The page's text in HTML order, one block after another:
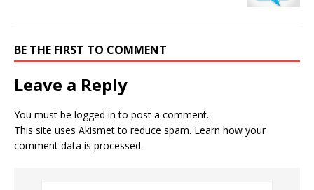
BE THE FIRST TO COMMENT
Leave a Reply
You must be logged in to post a comment.
This site uses Akismet to reduce spam. Learn how your
comment data is processed.